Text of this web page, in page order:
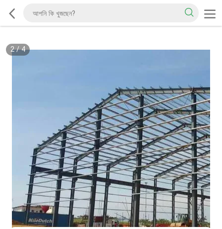
2/4